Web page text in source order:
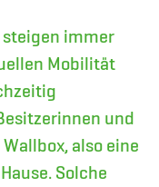
steigen immer
Mobilität
und
also eine
Solche